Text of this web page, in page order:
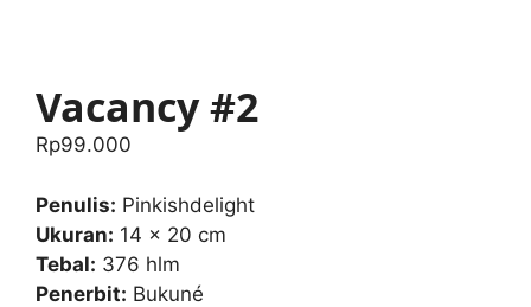
Vacancy #2
Rp99.000
Penulis: Pinkishdelight
Ukuran: 14 x 20 cm
Tebal: 376 hlm
Penerbit: Bukuné